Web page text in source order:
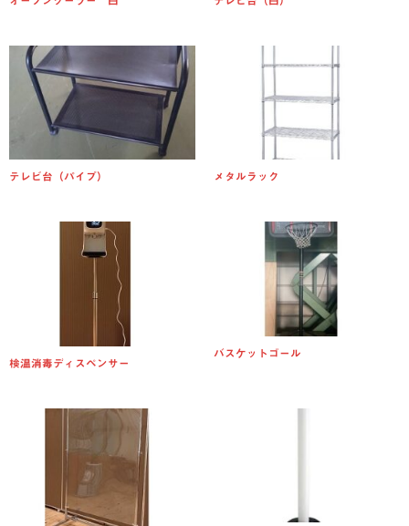
テレビ台（パイプ） メタルラック
検温消毒ディスペンサー
バスケットゴール